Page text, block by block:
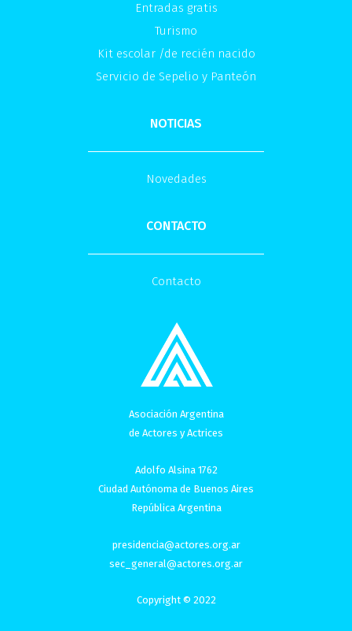
Entradas gratis
Turismo
Kit escolar /de recién nacido
Servicio de Sepelio y Panteón
NOTICIAS
Novedades
CONTACTO
Contacto
Asociación Argentina
de Actores y Actrices
Adolfo Alsina 1762
Ciudad Autónoma de Buenos Aires
República Argentina
presidencia@actores.org.ar
sec_general@actores.org.ar
Copyright © 2022